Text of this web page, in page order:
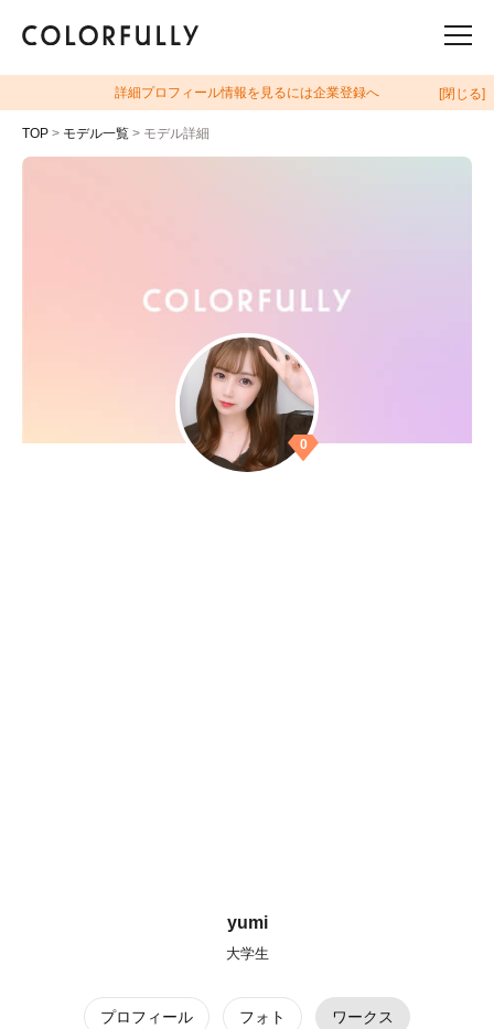
詳細プロフィール情報を見るには企業登録へ [閉じる]
TOP > モデル一覧 > モデル詳細
0
yumi
大学生
プロフィール フォト ワークス